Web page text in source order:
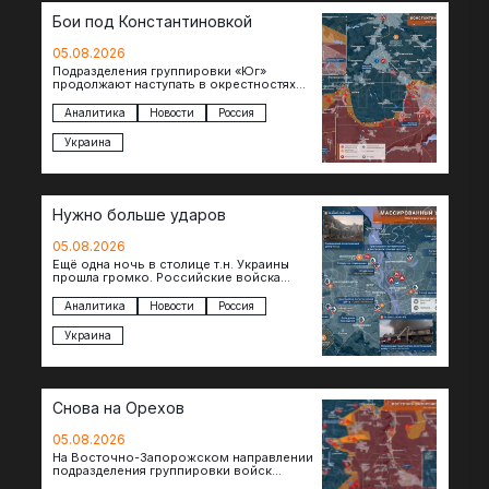
Бои под Константиновкой
05.08.2026
Подразделения группировки «Юг»
продолжают наступать в окрестностях
города. Пока на восточном фланге идут
ожесточенные бои за окраины…
Аналитика Новости Россия
Украина
Нужно больше ударов
05.08.2026
Ещё одна ночь в столице т.н. Украины
прошла громко. Российские войска
объекты и предприятия в Киеве и
окрестностях….
Аналитика Новости Россия
Украина
Снова на Орехов
05.08.2026
На Восточно-Запорожском направлении
подразделения группировки войск